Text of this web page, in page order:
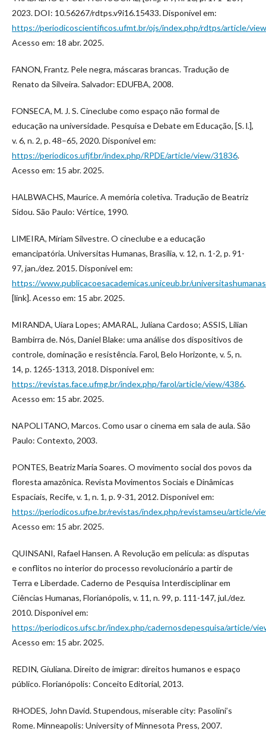
2023. DOI: 10.56267/rdtps.v9i16.15433. Disponível em:
https://periodicoscientificos.ufmt.br/ojs/index.php/rdtps/article/
Acesso em: 18 abr. 2025.
FANON, Frantz. Pele negra, máscaras brancas. Tradução de
Renato da Silveira. Salvador: EDUFBA, 2008.
FONSECA, M. J. S. Cineclube como espaço não formal de
educação na universidade. Pesquisa e Debate em Educação, [S. l.],
v. 6, n. 2, p. 48–65, 2020. Disponível em:
https://periodicos.ufjf.br/index.php/RPDE/article/view/31836.
Acesso em: 15 abr. 2025.
HALBWACHS, Maurice. A memória coletiva. Tradução de Beatriz
Sidou. São Paulo: Vértice, 1990.
LIMEIRA, Míriam Silvestre. O cineclube e a educação
emancipatória. Universitas Humanas, Brasília, v. 12, n. 1-2, p. 91-
97, jan./dez. 2015. Disponível em:
https://www.publicacoesacademicas.uniceub.br/
[link]. Acesso em: 15 abr. 2025.
MIRANDA, Uiara Lopes; AMARAL, Juliana Cardoso; ASSIS, Lilian
Bambirra de. Nós, Daniel Blake: uma análise dos dispositivos de
controle, dominação e resistência. Farol, Belo Horizonte, v. 5, n.
14, p. 1265-1313, 2018. Disponível em:
https://revistas.face.ufmg.br/index.php/farol/article/view/4386.
Acesso em: 15 abr. 2025.
NAPOLITANO, Marcos. Como usar o cinema em sala de aula. São
Paulo: Contexto, 2003.
PONTES, Beatriz Maria Soares. O movimento social dos povos da
floresta amazônica. Revista Movimentos Sociais e Dinâmicas
Espaciais, Recife, v. 1, n. 1, p. 9-31, 2012. Disponível em:
https://periodicos.ufpe.br/revistas/index.php/revistamseu/article/
Acesso em: 15 abr. 2025.
QUINSANI, Rafael Hansen. A Revolução em película: as disputas
e conflitos no interior do processo revolucionário a partir de
Terra e Liberdade. Caderno de Pesquisa Interdisciplinar em
Ciências Humanas, Florianópolis, v. 11, n. 99, p. 111-147, jul./dez.
2010. Disponível em:
https://periodicos.ufsc.br/index.php/cadernosdepesquisa/article/
Acesso em: 15 abr. 2025.
REDIN, Giuliana. Direito de imigrar: direitos humanos e espaço
público. Florianópolis: Conceito Editorial, 2013.
RHODES, John David. Stupendous, miserable city: Pasolini’s
Rome. Minneapolis: University of Minnesota Press, 2007.